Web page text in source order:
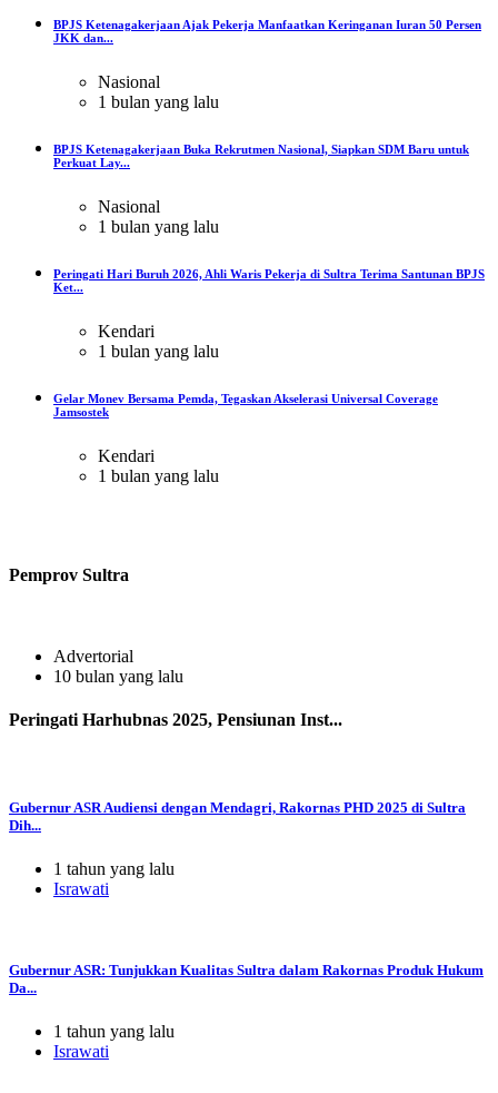
BPJS Ketenagakerjaan Ajak Pekerja Manfaatkan Keringanan Iuran 50 Persen
JKK dan...
Nasional
1 bulan yang lalu
BPJS Ketenagakerjaan Buka Rekrutmen Nasional, Siapkan SDM Baru untuk
Perkuat Lay...
Nasional
1 bulan yang lalu
Peringati Hari Buruh 2026, Ahli Waris Pekerja di Sultra Terima Santunan BPJS
Ket...
Kendari
1 bulan yang lalu
Gelar Monev Bersama Pemda, Tegaskan Akselerasi Universal Coverage
Jamsostek
Kendari
1 bulan yang lalu
Pemprov Sultra
Advertorial
10 bulan yang lalu
Peringati Harhubnas 2025, Pensiunan Inst...
Gubernur ASR Audiensi dengan Mendagri, Rakornas PHD 2025 di Sultra
Dih...
1 tahun yang lalu
Israwati
Gubernur ASR: Tunjukkan Kualitas Sultra dalam Rakornas Produk Hukum
Da...
1 tahun yang lalu
Israwati